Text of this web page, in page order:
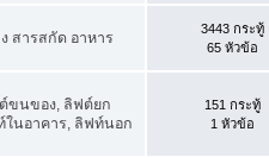
สารสกัด อาหาร
3443 กระทู้
65 หัวข้อ
ขนของ, ลิฟต์ยก
ในอาคาร, ลิฟท์นอก
151 กระทู้
1 หัวข้อ